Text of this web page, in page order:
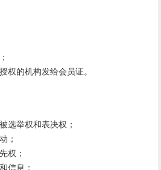
的机构发给会员证。
选举权和表决权；
；
权；
信息；